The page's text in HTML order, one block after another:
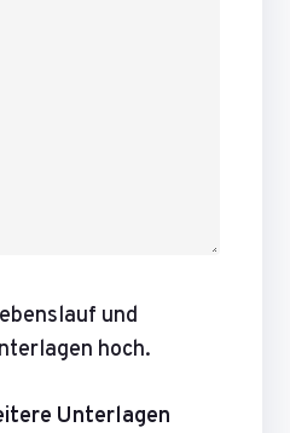
und
hoch.
Unterlagen